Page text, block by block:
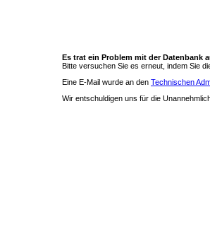
Es trat ein Problem mit der Datenbank
Bitte versuchen Sie es erneut, indem Sie
Eine E-Mail wurde an den Technischen
Wir entschuldigen uns für die